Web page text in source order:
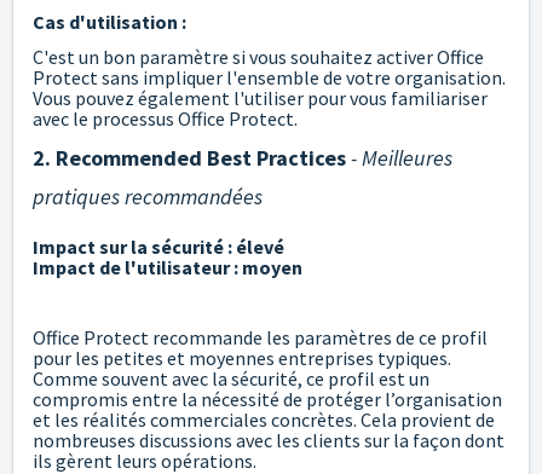
Cas d'utilisation :
C'est un bon paramètre si vous souhaitez activer Office
Protect sans impliquer l'ensemble de votre organisation.
Vous pouvez également l'utiliser pour vous familiariser
avec le processus Office Protect.
2. Recommended Best Practices- Meilleures
pratiques recommandées
Impact sur la sécurité : élevé
Impact de l'utilisateur : moyen
Office Protect recommande les paramètres de ce profil
pour les petites et moyennes entreprises typiques.
Comme souvent avec la sécurité, ce profil est un
compromis entre la nécessité de protéger l’organisation
et les réalités commerciales concrètes. Cela provient de
nombreuses discussions avec les clients sur la façon dont
ils gèrent leurs opérations.